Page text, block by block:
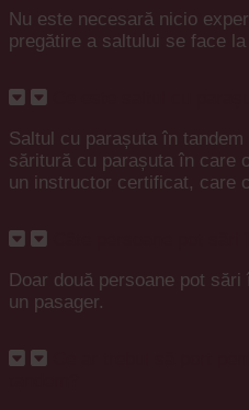
Nu este necesară nicio
pregătire a saltului se face
Saltul cu parașuta în
săritură cu parașuta în care
un instructor certificat, care
Doar două persoane pot
un pasager.